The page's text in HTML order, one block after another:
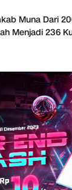
Muna Dari
Menjadi 236